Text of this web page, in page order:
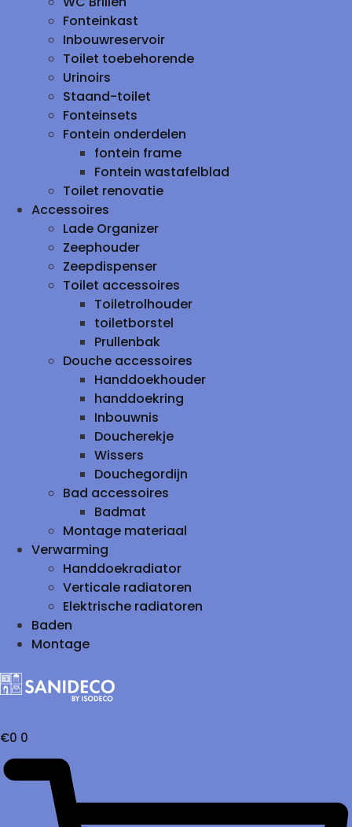
Fonteinkast
Inbouwreservoir
Toilet toebehorende
Urinoirs
Staand-toilet
Fonteinsets
Fontein onderdelen
fontein frame
Fontein wastafelblad
Toilet renovatie
Accessoires
Lade Organizer
Zeephouder
Zeepdispenser
Toilet accessoires
Toiletrolhouder
toiletborstel
Prullenbak
Douche accessoires
Handdoekhouder
handdoekring
Inbouwnis
Doucherekje
Wissers
Douchegordijn
Bad accessoires
Badmat
Montage materiaal
Verwarming
Handdoekradiator
Verticale radiatoren
Elektrische radiatoren
Baden
Montage
€0 0